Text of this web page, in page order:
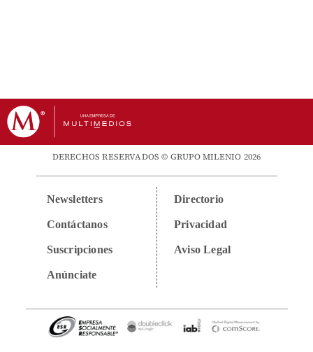
DERECHOS RESERVADOS © GRUPO MILENIO 2026
Newsletters
Contáctanos
Suscripciones
Anúnciate
Directorio
Privacidad
Aviso Legal